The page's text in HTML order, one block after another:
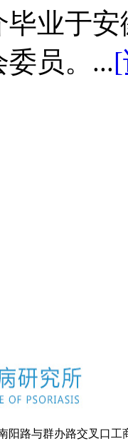
业于
委员。...
阳路与群办路交叉口工